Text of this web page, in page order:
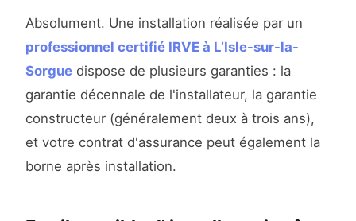
Absolument. Une installation réalisée par un
professionnel certifié IRVE à L’Isle-sur-la-
Sorgue dispose de plusieurs garanties : la
garantie décennale de l'installateur, la garantie
constructeur (généralement deux à trois ans),
et votre contrat d'assurance peut également la
borne après installation.